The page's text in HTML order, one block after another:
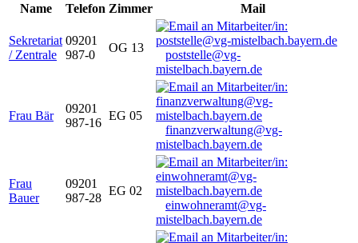
Name
Telefon Zimmer Mail
Sekretariat
/ Zentrale
09201
987-0
OG 13
poststelle@vg-
mistelbach.bayern.de
Frau Bär
09201
987-16
EG 05
finanzverwaltung@vg-
mistelbach.bayern.de
Frau
Bauer
09201
987-28
EG 02
einwohneramt@vg-
mistelbach.bayern.de